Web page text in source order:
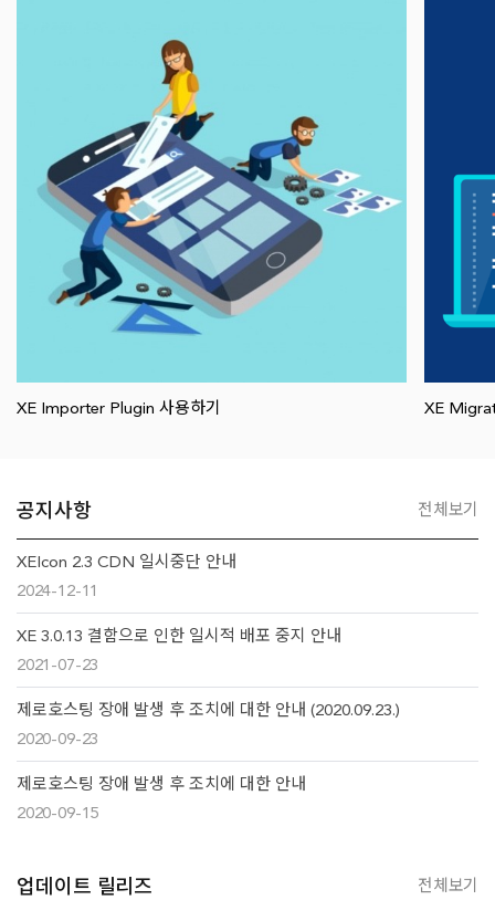
XE Importer Plugin 사용하기 XE
공지사항 전체보기
XEIcon 2.3 CDN 일시중단 안내
2024-12-11
XE 3.0.13 결함으로 인한 일시적 배포 중지 안내
2021-07-23
제로호스팅 장애 발생 후 조치에 대한 안내 (2020.09.23.)
2020-09-23
제로호스팅 장애 발생 후 조치에 대한 안내
2020-09-15
업데이트 릴리즈 전체보기